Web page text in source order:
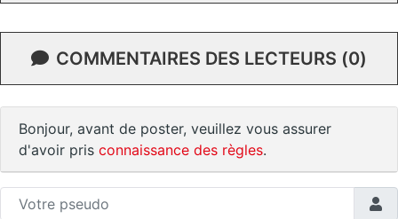
COMMENTAIRES DES LECTEURS (0)
Bonjour, avant de poster, veuillez vous assurer
d'avoir pris connaissance des règles.